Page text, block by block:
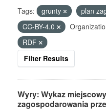
Tags: grunty plan
CC-BY-4.0
RDF
Filter Results
Wyry: Wykaz
zagospodarowania